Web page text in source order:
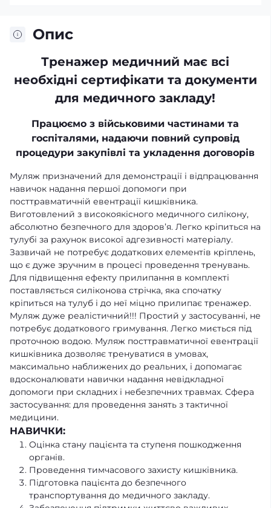
Опис
Тренажер медичний має всі
необхідні сертифікати та документи
для медичного закладу!
Працюємо з військовими частинами та
госпіталями, надаючи повний супровід
процедури закупівлі та укладення договорів
Муляж призначений для демонстрації і відпрацювання
навичок надання першої допомоги при
посттравматичній евентрації кишківника.
Виготовлений з високоякісного медичного силікону,
абсолютно безпечного для здоровʼя. Легко кріпиться на
тулубі за рахунок високої адгезивності матеріалу.
Зазвичай не потребує додаткових елементів кріплень,
що є дуже зручним в процесі проведення тренувань.
Для підвищення ефекту прилипання в комплекті
поставляється силіконова стрічка, яка спочатку
кріпиться на тулуб і до неї міцно прилипає тренажер.
Муляж дуже реалістичний!!! Простий у застосуванні, не
потребує додаткового гримування. Легко миється під
проточною водою. Муляж посттравматичної евентрації
кишківника дозволяє тренуватися в умовах,
максимально наближених до реальних, і допомагає
вдосконалювати навички надання невідкладної
допомоги при складних і небезпечних травмах. Сфера
застосування: для проведення занять з тактичної
медицини.
НАВИЧКИ:
Оцінка стану пацієнта та ступеня пошкодження
органів.
Проведення тимчасового захисту кишківника.
Підготовка пацієнта до безпечного
транспортування до медичного закладу.